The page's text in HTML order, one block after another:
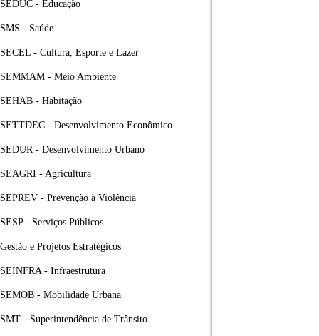
SEDUC - Educação
SMS - Saúde
SECEL - Cultura, Esporte e Lazer
SEMMAM - Meio Ambiente
SEHAB - Habitação
SETTDEC - Desenvolvimento Econômico
SEDUR - Desenvolvimento Urbano
SEAGRI - Agricultura
SEPREV - Prevenção à Violência
SESP - Serviços Públicos
Gestão e Projetos Estratégicos
SEINFRA - Infraestrutura
SEMOB - Mobilidade Urbana
SMT - Superintendência de Trânsito